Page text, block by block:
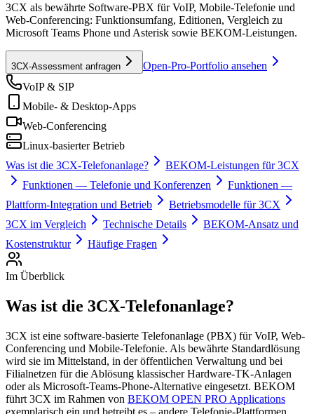
3CX als bewährte Software-PBX für VoIP, Mobile-Telefonie und
Web-Conferencing: Funktionsumfang, Editionen, Vergleich zu
Microsoft Teams Phone und Asterisk sowie BEKOM-Leistungen.
3CX-Assessment anfragen
Open-Pro-Portfolio ansehen
VoIP & SIP
Mobile- & Desktop-Apps
Web-Conferencing
Linux-basierter Betrieb
Was ist die 3CX-Telefonanlage?
BEKOM-Leistungen für 3CX
Funktionen — Telefonie und Konferenzen
Funktionen —
Plattform-Integration und Betrieb
Betriebsmodelle für 3CX
3CX im Vergleich
Technische Details
BEKOM-Ansatz und
Kostenstruktur
Häufige Fragen
Im Überblick
Was ist die 3CX-Telefonanlage?
3CX ist eine software-basierte Telefonanlage (PBX) für VoIP, Web-
Conferencing und Mobile-Telefonie. Als bewährte Standardlösung
wird sie im Mittelstand, in der öffentlichen Verwaltung und bei
Filialnetzen für die Ablösung klassischer Hardware-TK-Anlagen
oder als Microsoft-Teams-Phone-Alternative eingesetzt. BEKOM
führt 3CX im Rahmen von BEKOM OPEN PRO Applications
exemplarisch ein und betreibt es – andere Telefonie-Plattformen